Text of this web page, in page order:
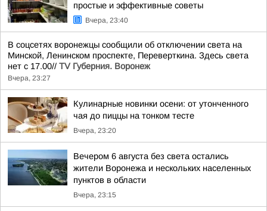
простые и эффективные советы
Вчера, 23:40
В соцсетях воронежцы сообщили об отключении света на
Минской, Ленинском проспекте, Переверткина. Здесь света
нет с 17.00// TV Губерния. Воронеж
Вчера, 23:27
Кулинарные новинки осени: от утонченного
чая до пиццы на тонком тесте
Вчера, 23:20
Вечером 6 августа без света остались
жители Воронежа и нескольких населенных
пунктов в области
Вчера, 23:15